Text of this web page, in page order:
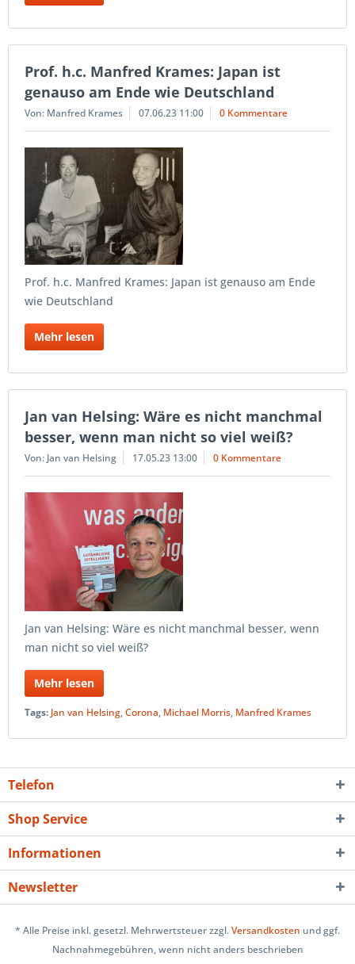
Prof. h.c. Manfred Krames: Japan ist
genauso am Ende wie Deutschland
Von: Manfred Krames 07.06.23 11:00 0 Kommentare
Prof. h.c. Manfred Krames: Japan ist genauso am Ende
wie Deutschland
Mehr lesen
Jan van Helsing: Wäre es nicht manchmal
besser, wenn man nicht so viel weiß?
Von: Jan van Helsing 17.05.23 13:00 0 Kommentare
Jan van Helsing: Wäre es nicht manchmal besser, wenn
man nicht so viel weiß?
Mehr lesen
Tags: Jan van Helsing,Corona, Michael Morris, Manfred Krames
Telefon
Shop Service
Informationen
Newsletter
* Alle Preise inkl. gesetzl. Mehrwertsteuer zzgl.Versandkosten und ggf.
Nachnahmegebühren, wenn nicht anders beschrieben